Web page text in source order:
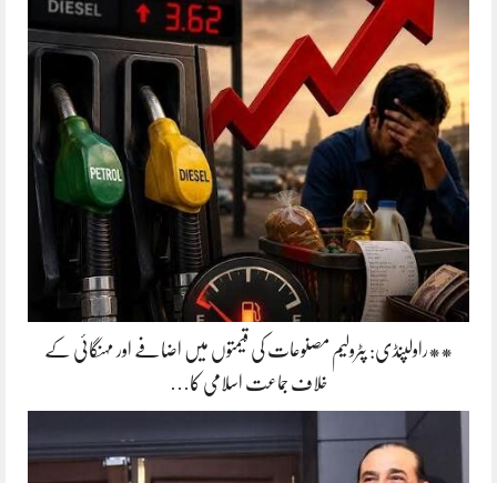
**راولپنڈی: پٹرولیم مصنوعات کی قیمتوں میں اضافے اور مہنگائی کے
خلاف جماعت اسلامی کا…